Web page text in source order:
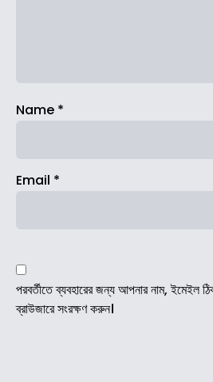
Name *
Email *
পরবর্তীতে ব্যবহারের জন্য আপনার নাম, ইমেইল
ব্রাউজারে সংরক্ষণ করুন।